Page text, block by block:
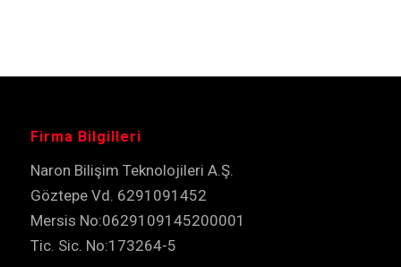
Firma Bilgilleri
Naron Bilişim Teknolojileri A.Ş.
Göztepe Vd. 6291091452
Mersis No:0629109145200001
Tic. Sic. No:173264-5